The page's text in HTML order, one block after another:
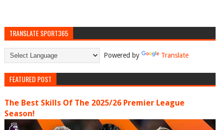
TRANSLATE SPORT365
Powered by Translate
FEATURED POST
The Best Skills Of The 2025/26 Premier League
Season!